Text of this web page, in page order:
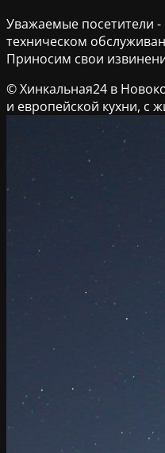
Уважаемые посетители -
техническом
Приносим свои
© Хинкальная24 в
и европейской кухни, с